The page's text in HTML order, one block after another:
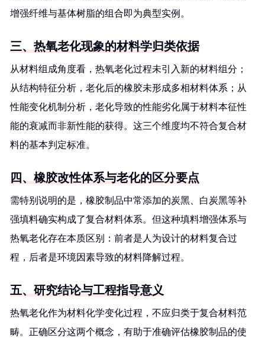
增强纤维与基体树脂的组合即为典型实例。
三、热氧老化现象的材料学归类依据
从材料组成角度看，热氧老化过程未引入新的材料组分；
从结构特征分析，老化后的橡胶未形成多相材料体系；从
性能变化机制分析，老化导致的性能劣化属于材料本征性
能的衰减而非新性能的获得。这三个维度均不符合复合材
料的基本判定标准。
四、橡胶改性体系与老化的区分要点
需特别说明的是，橡胶制品中常添加的炭黑、白炭黑等补
强填料确实构成了复合材料体系。但这种填料增强体系与
热氧老化存在本质区别：前者是人为设计的材料复合过
程，后者是环境因素导致的材料降解过程。
五、研究结论与工程指导意义
热氧老化作为材料化学变化过程，不应归类于复合材料范
畴。正确区分这两个概念，有助于准确评估橡胶制品的使